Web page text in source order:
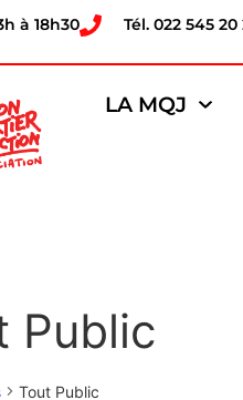
à 18h30 Tél. 022 545 20
LA MQJ
Public
Tout Public